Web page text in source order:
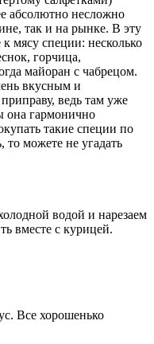
абсолютно несложно
так и на рынке. В эту
мясу специи: несколько
горчица,
майоран с чабрецом.
вкусным и
ведь там уже
она гармонично
такие специи по
то можете не угадать
водой и нарезаем
вместе с курицей.
Все хорошенько